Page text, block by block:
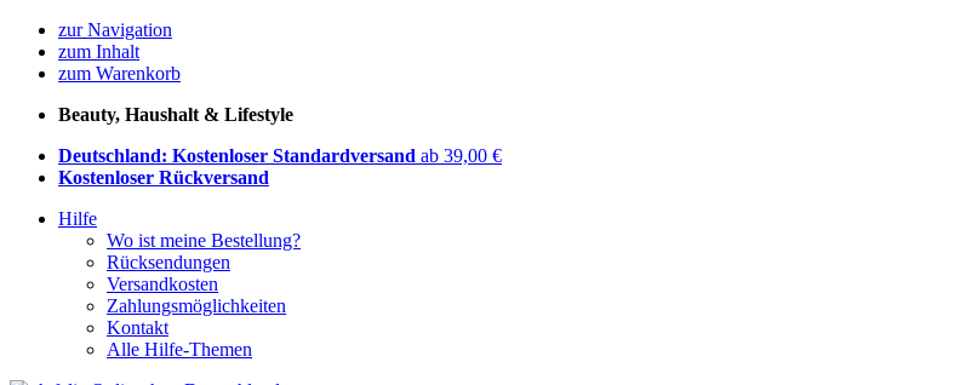
zur Navigation
zum Inhalt
zum Warenkorb
Beauty, Haushalt & Lifestyle
Deutschland: Kostenloser Standardversand ab 39,00 €
Kostenloser Rückversand
Hilfe
Wo ist meine Bestellung?
Rücksendungen
Versandkosten
Zahlungsmöglichkeiten
Kontakt
Alle Hilfe-Themen